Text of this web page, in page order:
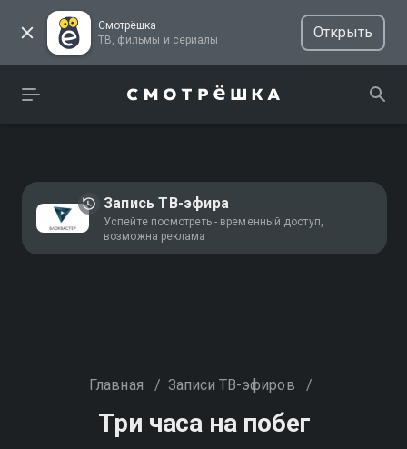
Смотрёшка
ТВ, фильмы и сериалы
Открыть
Запись ТВ-эфира
Успейте посмотреть - временный доступ,
возможна реклама
Главная / Записи ТВ-эфиров /
Три часа на побег